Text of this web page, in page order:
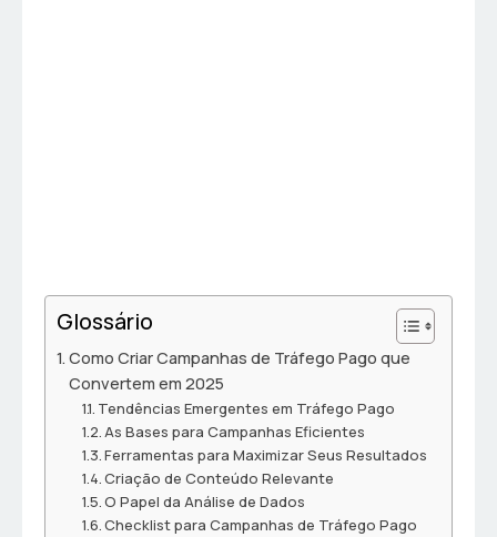
Glossário
Como Criar Campanhas de Tráfego Pago que
Convertem em 2025
Tendências Emergentes em Tráfego Pago
As Bases para Campanhas Eficientes
Ferramentas para Maximizar Seus Resultados
Criação de Conteúdo Relevante
O Papel da Análise de Dados
Checklist para Campanhas de Tráfego Pago